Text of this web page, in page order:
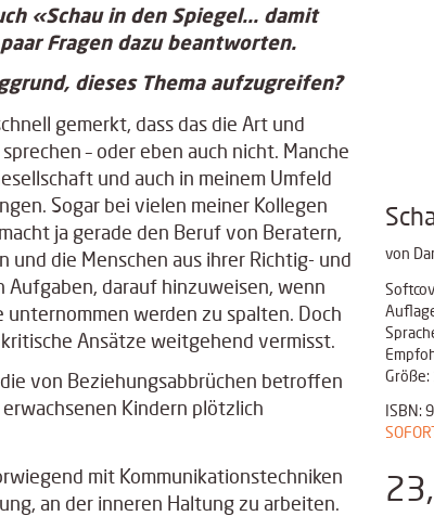
von
Größe:
ISBN:
«Schau in den Spiegel... damit
Fragen dazu beantworten.
dieses Thema aufzugreifen?
gemerkt, dass das die Art und
– oder eben auch nicht. Manche
und auch in meinem Umfeld
Sogar bei vielen meiner Kollegen
ja gerade den Beruf von Beratern,
und die Menschen aus ihrer Richtig- und
Aufgaben, darauf hinzuweisen, wenn
unternommen werden zu spalten. Doch
Ansätze weitgehend vermisst.
von Beziehungsabbrüchen betroffen
Kindern plötzlich
mit Kommunikationstechniken
an der inneren Haltung zu arbeiten.